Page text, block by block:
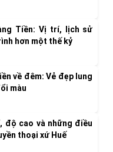
Tiền: Vị trí, lịch sử
hơn một thế kỷ
về đêm: Vẻ đẹp lung
màu
độ cao và những điều
thoại xứ Huế